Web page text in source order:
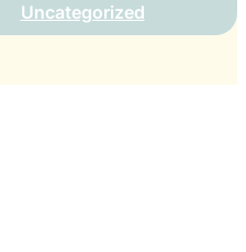
Uncategorized